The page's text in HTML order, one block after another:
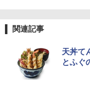
関連記事
天丼て
とふぐ